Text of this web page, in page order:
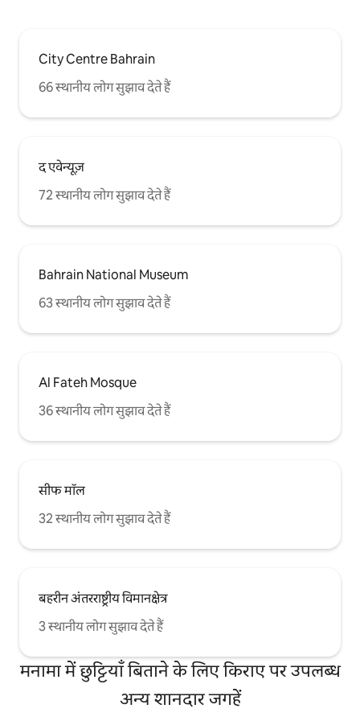
City Centre Bahrain
66 स्थानीय लोग सुझाव देते हैं
द एवेन्यूज़
72 स्थानीय लोग सुझाव देते हैं
Bahrain National Museum
63 स्थानीय लोग सुझाव देते हैं
Al Fateh Mosque
36 स्थानीय लोग सुझाव देते हैं
सीफ मॉल
32 स्थानीय लोग सुझाव देते हैं
बहरीन अंतरराष्ट्रीय विमानक्षेत्र
3 स्थानीय लोग सुझाव देते हैं
मनामा में छुट्टियाँ बिताने के लिए किराए पर उपलब्ध
अन्य शानदार जगहें